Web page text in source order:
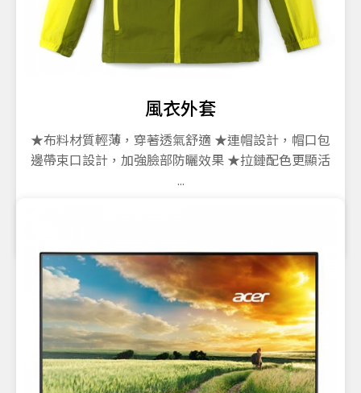
風衣外套
★布料材質輕薄，穿著透氣舒適 ★連帽設計，帽口包
邊帶束口設計，加強臉部防曬效果 ★拉鏈配色更顯活
...